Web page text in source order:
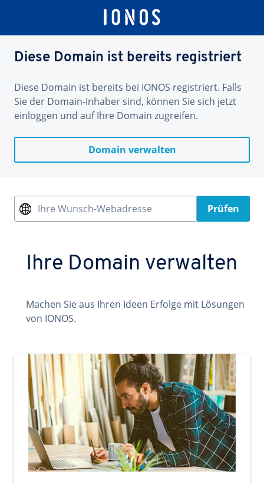
Diese Domain ist bereits registriert
Diese Domain ist bereits bei IONOS registriert. Falls
Sie der Domain-Inhaber sind, können Sie sich jetzt
einloggen und auf Ihre Domain zugreifen.
Domain verwalten
Ihre Wunsch-Webadresse Prüfen
Ihre Domain verwalten
Machen Sie aus Ihren Ideen Erfolge mit Lösungen
von IONOS.